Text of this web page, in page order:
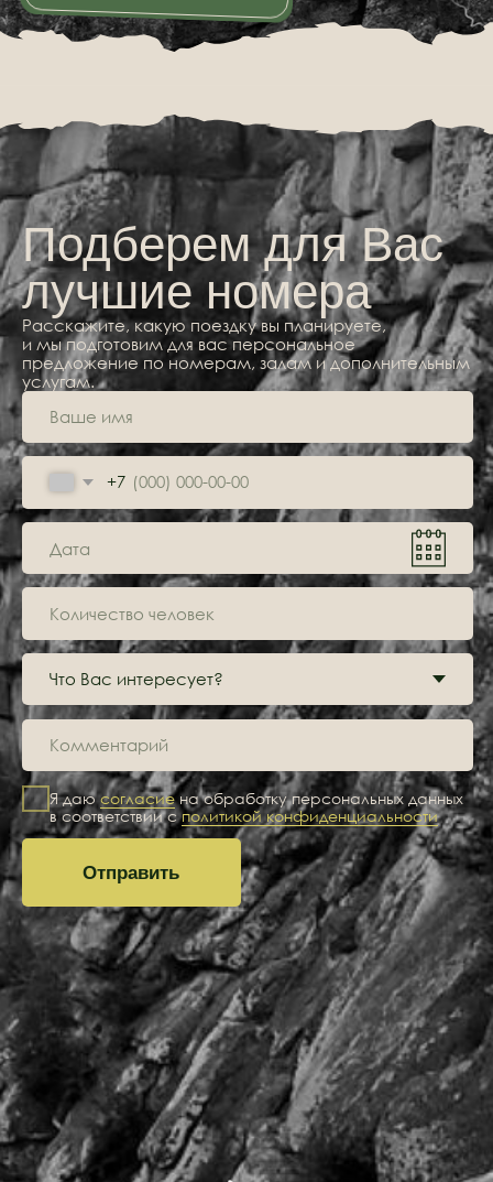
Адрес
Пионерская ул.10,
посёлок Аракуль
Отдел бронирования
+7 908 080 82 26
+7 950 743 55 57
Почта
arakul.bron@mail.ru
Навигация
Номера
Кафе
Активности
Мероприятия
О центре
Отзывы
Акции
Контакты
Все права защищены
Правила бронирования и проживания
Политика обработки персональных данных
Разработка сайта
Номер записи в Едином реестре объектов классификации:
С002025010702